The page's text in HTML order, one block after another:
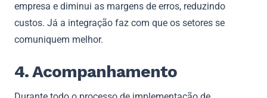
empresa e diminui as margens de erros, reduzindo
custos. Já a integração faz com que os setores se
comuniquem melhor.
4. Acompanhamento